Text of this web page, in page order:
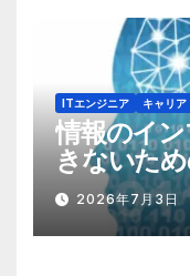
ITエンジニア キャリア
情報のイ
きないた
「情報の絞
2026年7月3日